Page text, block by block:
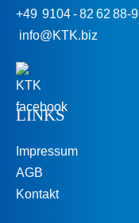
+49 9104 - 82 62 88-9
info@KTK.biz
LINKS
Impressum
AGB
Kontakt